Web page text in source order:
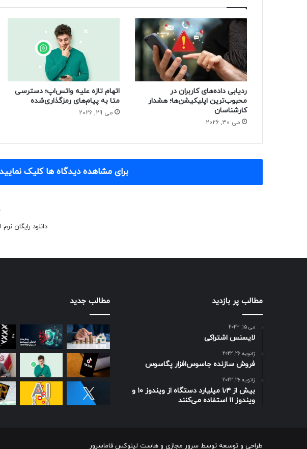
ردیابی داده‌های کاربران در
محبوب‌ترین اپلیکیشن‌ها؛ هشدار
کارشناسان
می 30, 2026
اتهام تازه علیه واتس‌اپ؛ دسترسی
متا به پیام‌های رمزگذاری‌شده
می 29, 2026
برای مشاهده دیدگاه ها کلیک
دانلود رایگان نرم
مطالب پر بازدید
می 15, 2023
لایسنس اشتراکی
ژانویه 26, 2022
فروش سازنده جاسوس‌افزار پگاسوس
ژانویه 26, 2022
بیش از ۱٫۴ میلیارد دستگاه از ویندوز ۱۰ و
ویندوز ۱۱ استفاده می‌کنند
مطالب جدید
طراحی و توسعه توسط سرور مجازی و هاست لینوکس فاماسرور